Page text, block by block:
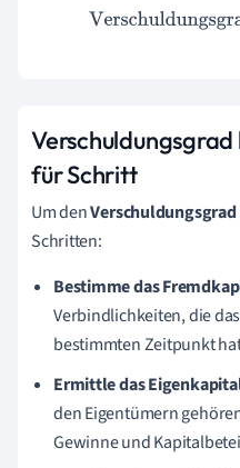
Verschuldungsgrad=
für Schritt
Um denVerschuldungsgrad
Schritten:
Bestimme das
Verbindlichkeiten, die
bestimmten Zeitpunkt
Ermittle das
den Eigentümern
Gewinne und